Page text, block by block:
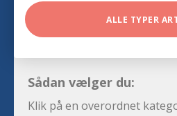
ALLE TYPER
Sådan vælger du:
Klik på en overordnet